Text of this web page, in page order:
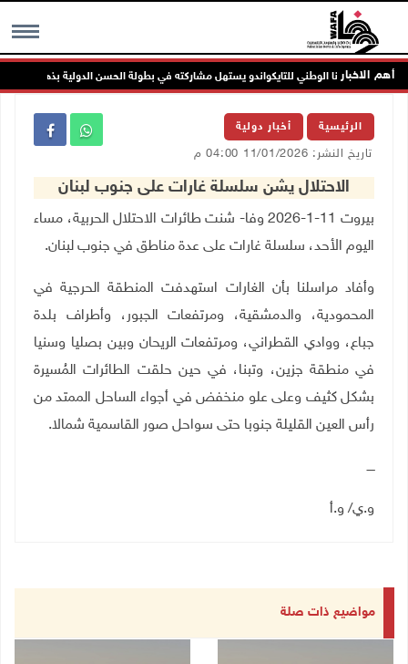
MENU أهم الاخبارمنتخبنا الوطني للتايكواندو يستهل مشاركته في بطولة الحسن الدولية بذهبية وبرونزية
الرئيسية أخبار دولية
تاريخ النشر: 11/01/2026 04:00 م
الاحتلال يشن سلسلة غارات على جنوب لبنان
بيروت 11-1-2026 وفا- شنت طائرات الاحتلال الحربية، مساء
اليوم الأحد، سلسلة غارات على عدة مناطق في جنوب لبنان.
وأفاد مراسلنا بأن الغارات استهدفت المنطقة الحرجية في
المحمودية، والدمشقية، ومرتفعات الجبور، وأطراف بلدة
جباع، ووادي القطراني، ومرتفعات الريحان وبين بصليا وسنيا
في منطقة جزين، وتبنا، في حين حلقت الطائرات المُسيرة
بشكل كثيف وعلى علو منخفض في أجواء الساحل الممتد من
رأس العين القليلة جنوبا حتى سواحل صور القاسمية شمالا.
ــــ
و.ي/ و.أ
مواضيع ذات صلة